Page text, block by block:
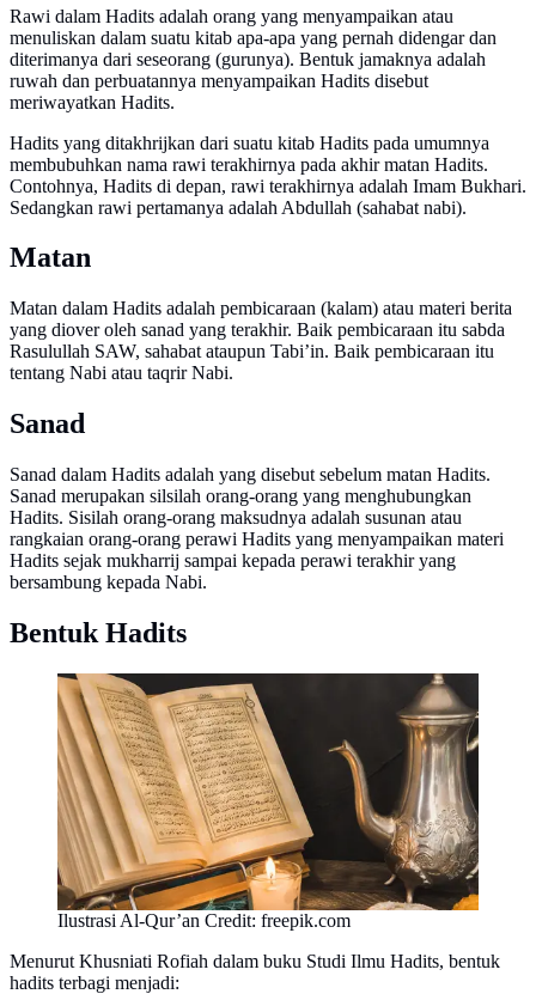
Rawi dalam Hadits adalah orang yang menyampaikan atau
menuliskan dalam suatu kitab apa-apa yang pernah didengar dan
diterimanya dari seseorang (gurunya). Bentuk jamaknya adalah
ruwah dan perbuatannya menyampaikan Hadits disebut
meriwayatkan Hadits.
Hadits yang ditakhrijkan dari suatu kitab Hadits pada umumnya
membubuhkan nama rawi terakhirnya pada akhir matan Hadits.
Contohnya, Hadits di depan, rawi terakhirnya adalah Imam Bukhari.
Sedangkan rawi pertamanya adalah Abdullah (sahabat nabi).
Matan
Matan dalam Hadits adalah pembicaraan (kalam) atau materi berita
yang diover oleh sanad yang terakhir. Baik pembicaraan itu sabda
Rasulullah SAW, sahabat ataupun Tabi’in. Baik pembicaraan itu
tentang Nabi atau taqrir Nabi.
Sanad
Sanad dalam Hadits adalah yang disebut sebelum matan Hadits.
Sanad merupakan silsilah orang-orang yang menghubungkan
Hadits. Sisilah orang-orang maksudnya adalah susunan atau
rangkaian orang-orang perawi Hadits yang menyampaikan materi
Hadits sejak mukharrij sampai kepada perawi terakhir yang
bersambung kepada Nabi.
Bentuk Hadits
Ilustrasi Al-Qur’an Credit: freepik.com
Menurut Khusniati Rofiah dalam buku Studi Ilmu Hadits, bentuk
hadits terbagi menjadi: